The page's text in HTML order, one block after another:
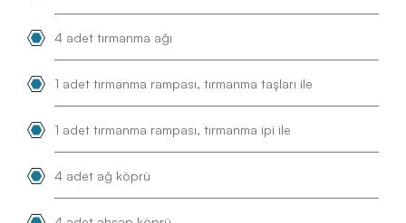
4 adet tırmanma ağı
1 adet tırmanma rampası, tırmanma taşları ile
1 adet tırmanma rampası, tırmanma ipi ile
4 adet ağ köprü